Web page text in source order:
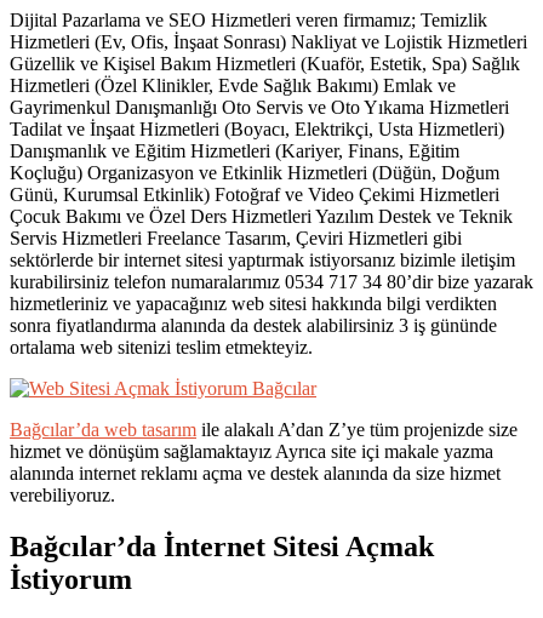
Dijital Pazarlama ve SEO Hizmetleri veren firmamız; Temizlik
Hizmetleri (Ev, Ofis, İnşaat Sonrası) Nakliyat ve Lojistik Hizmetleri
Güzellik ve Kişisel Bakım Hizmetleri (Kuaför, Estetik, Spa) Sağlık
Hizmetleri (Özel Klinikler, Evde Sağlık Bakımı) Emlak ve
Gayrimenkul Danışmanlığı Oto Servis ve Oto Yıkama Hizmetleri
Tadilat ve İnşaat Hizmetleri (Boyacı, Elektrikçi, Usta Hizmetleri)
Danışmanlık ve Eğitim Hizmetleri (Kariyer, Finans, Eğitim
Koçluğu) Organizasyon ve Etkinlik Hizmetleri (Düğün, Doğum
Günü, Kurumsal Etkinlik) Fotoğraf ve Video Çekimi Hizmetleri
Çocuk Bakımı ve Özel Ders Hizmetleri Yazılım Destek ve Teknik
Servis Hizmetleri Freelance Tasarım, Çeviri Hizmetleri gibi
sektörlerde bir internet sitesi yaptırmak istiyorsanız bizimle iletişim
kurabilirsiniz telefon numaralarımız 0534 717 34 80’dir bize yazarak
hizmetleriniz ve yapacağınız web sitesi hakkında bilgi verdikten
sonra fiyatlandırma alanında da destek alabilirsiniz 3 iş gününde
ortalama web sitenizi teslim etmekteyiz.
Bağcılar’da web tasarım ile alakalı A’dan Z’ye tüm projenizde size
hizmet ve dönüşüm sağlamaktayız Ayrıca site içi makale yazma
alanında internet reklamı açma ve destek alanında da size hizmet
verebiliyoruz.
Bağcılar’da İnternet Sitesi Açmak
İstiyorum